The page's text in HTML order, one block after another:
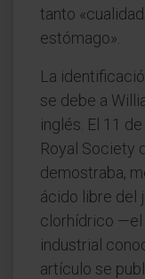
tanto
estómago».
La
se debe a
inglés. El 11
Royal Society
demostraba,
ácido libre del
clorhídrico —el
industrial
artículo se